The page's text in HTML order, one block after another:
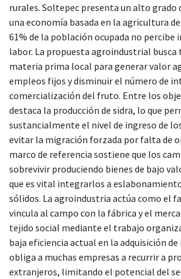
rurales. Soltepec presenta un alto grado
una economía basada en la agricultura
61% de la población ocupada no percibe
labor. La propuesta agroindustrial
materia prima local para generar valor
empleos fijos y disminuir el número de
comercialización del fruto. Entre los
destaca la producción de sidra, lo que
sustancialmente el nivel de ingreso de
evitar la migración forzada por falta de
marco de referencia sostiene que los
sobrevivir produciendo bienes de bajo
que es vital integrarlos a
sólidos. La agroindustria actúa como el
vincula al campo con la fábrica y el
tejido social mediante el trabajo
baja eficiencia actual en la adquisición
obliga a muchas empresas a recurrir a
extranjeros, limitando el potencial del